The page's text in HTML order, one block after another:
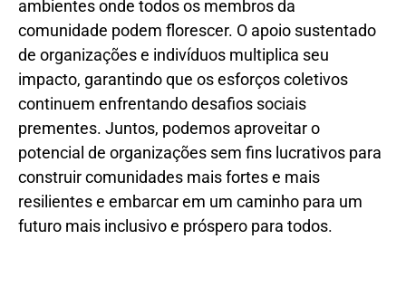
ambientes onde todos os membros da
comunidade podem florescer. O apoio sustentado
de organizações e indivíduos multiplica seu
impacto, garantindo que os esforços coletivos
continuem enfrentando desafios sociais
prementes. Juntos, podemos aproveitar o
potencial de organizações sem fins lucrativos para
construir comunidades mais fortes e mais
resilientes e embarcar em um caminho para um
futuro mais inclusivo e próspero para todos.